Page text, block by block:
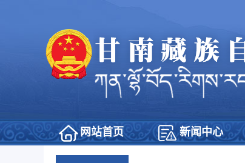
网站首页 新闻中心